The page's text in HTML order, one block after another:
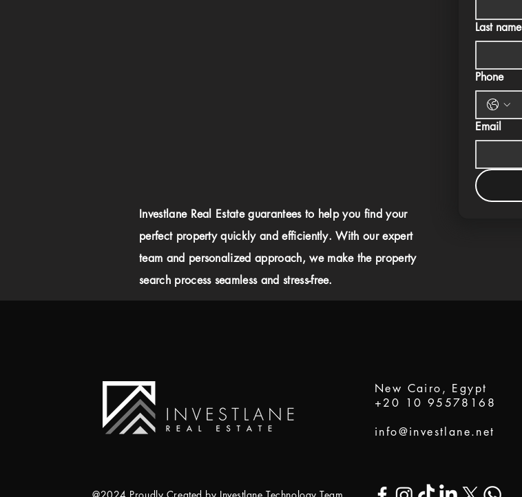
Investlane Real Estate guarantees to help you find your
perfect property quickly and efficiently. With our expert
team and personalized approach, we make the property
search process seamless and stress-free.
Last name
Phone
Email
New Cairo, Egypt
+20 10 95578168
info@investlane.net